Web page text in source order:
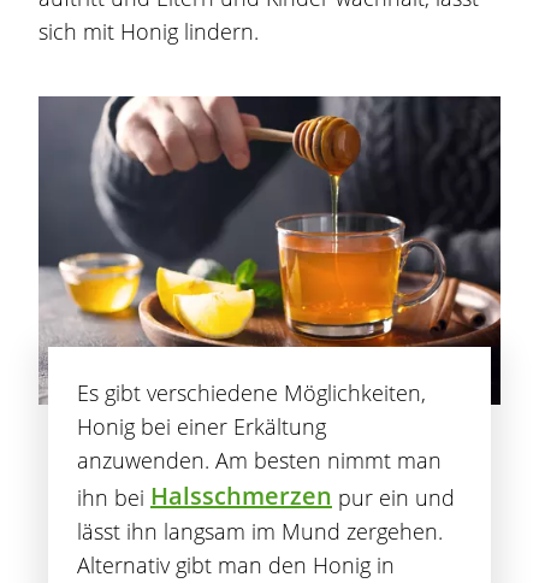
sich mit Honig lindern.
Es gibt verschiedene Möglichkeiten,
Honig bei einer Erkältung
anzuwenden. Am besten nimmt man
ihn bei Halsschmerzen pur ein und
lässt ihn langsam im Mund zergehen.
Alternativ gibt man den Honig in